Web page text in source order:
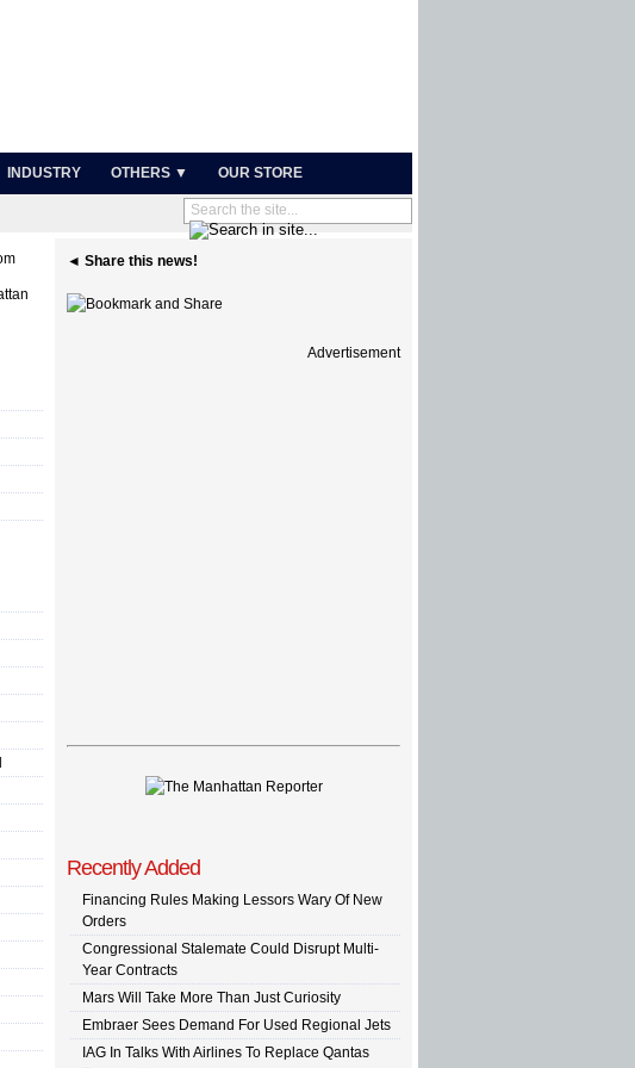
INDUSTRY OTHERS ▼ OUR STORE
◄ Share this news!
Advertisement
Recently Added
Financing Rules Making Lessors Wary Of New
Orders
Congressional Stalemate Could Disrupt Multi-
Year Contracts
Mars Will Take More Than Just Curiosity
Embraer Sees Demand For Used Regional Jets
IAG In Talks With Airlines To Replace Qantas